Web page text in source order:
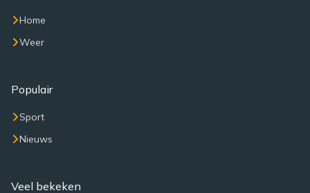
Home
Weer
Populair
Sport
Nieuws
Veel bekeken